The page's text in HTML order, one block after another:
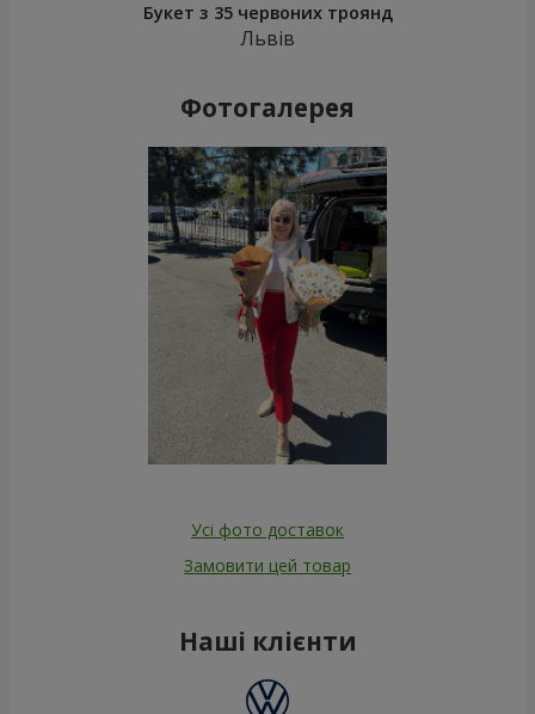
Букет з 35 червоних троянд
Львів
Фотогалерея
Усі фото доставок
Замовити цей товар
Наші клієнти